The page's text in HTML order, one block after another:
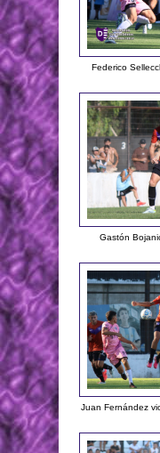
Federico
Gastón
Juan Fernández